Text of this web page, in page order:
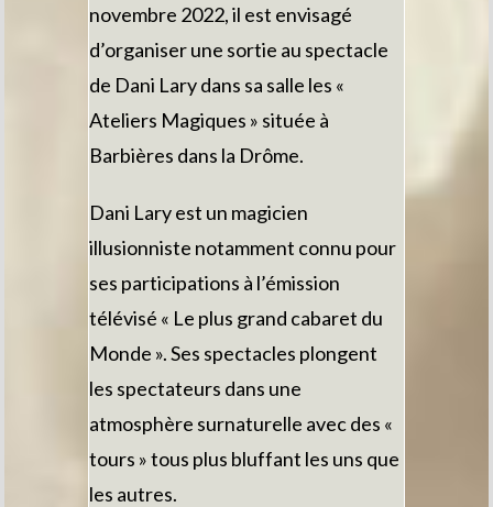
novembre 2022, il est envisagé
d’organiser une sortie au spectacle
de Dani Lary dans sa salle les «
Ateliers Magiques » située à
Barbières dans la Drôme.
Dani Lary est un magicien
illusionniste notamment connu pour
ses participations à l’émission
télévisé « Le plus grand cabaret du
Monde ». Ses spectacles plongent
les spectateurs dans une
atmosphère surnaturelle avec des «
tours » tous plus bluffant les uns que
les autres.